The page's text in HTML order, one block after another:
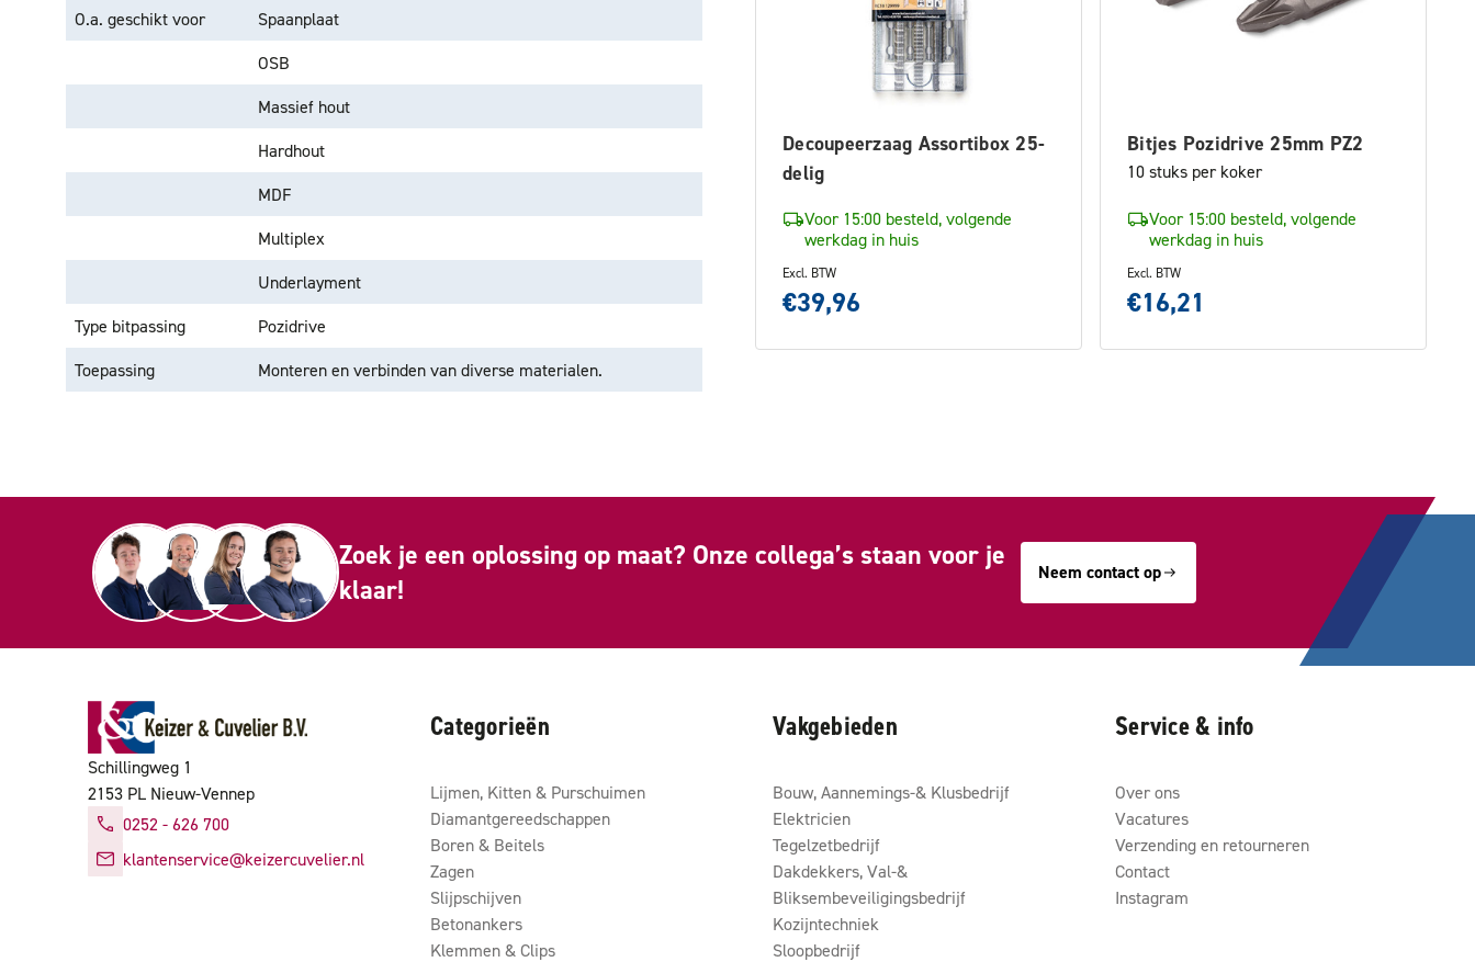
O.a. geschikt voor
Spaanplaat
OSB
Massief hout
Hardhout
MDF
Multiplex
Underlayment
Type bitpassing
Pozidrive
Toepassing
Monteren en verbinden van diverse materialen.
Decoupeerzaag Assortibox 25-
delig
Voor 15:00 besteld, volgende
werkdag in huis
Excl. BTW
€39,96
Bitjes Pozidrive 25mm PZ2
10 stuks per koker
Voor 15:00 besteld, volgende
werkdag in huis
Excl. BTW
€16,21
Zoek je een oplossing op maat? Onze collega’s staan voor je
klaar!
Neem contact op
Schillingweg 1
2153 PL Nieuw-Vennep
0252 - 626 700
klantenservice@keizercuvelier.nl
Categorieën
Lijmen, Kitten & Purschuimen
Diamantgereedschappen
Boren & Beitels
Zagen
Slijpschijven
Betonankers
Klemmen & Clips
Vakgebieden
Bouw, Aannemings-& Klusbedrijf
Elektricien
Tegelzetbedrijf
Dakdekkers, Val-&
Bliksembeveiligingsbedrijf
Kozijntechniek
Sloopbedrijf
Service & info
Over ons
Vacatures
Verzending en retourneren
Contact
Instagram